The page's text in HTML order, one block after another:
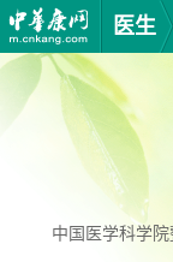
医生
中国医学科学